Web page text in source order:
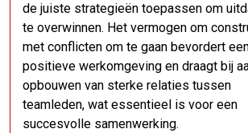
de juiste strategieën toepassen om
te overwinnen. Het vermogen om
met conflicten om te gaan bevordert
positieve werkomgeving en draagt bij
opbouwen van sterke relaties tussen
teamleden, wat essentieel is voor een
succesvolle samenwerking.